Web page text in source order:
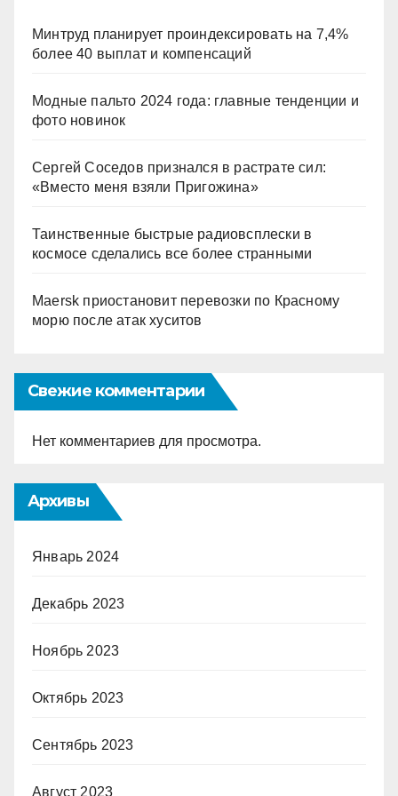
Минтруд планирует проиндексировать на 7,4%
более 40 выплат и компенсаций
Модные пальто 2024 года: главные тенденции и
фото новинок
Сергей Соседов признался в растрате сил:
«Вместо меня взяли Пригожина»
Таинственные быстрые радиовсплески в
космосе сделались все более странными
Maersk приостановит перевозки по Красному
морю после атак хуситов
Свежие комментарии
Нет комментариев для просмотра.
Архивы
Январь 2024
Декабрь 2023
Ноябрь 2023
Октябрь 2023
Сентябрь 2023
Август 2023